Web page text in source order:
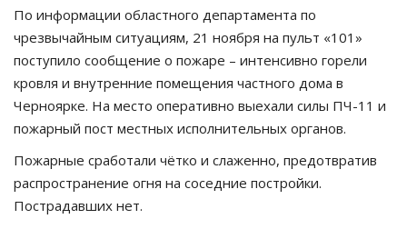
Қазақша Русский
По информации областного департамента по
чрезвычайным ситуациям, 21 ноября на пульт «101»
поступило сообщение о пожаре – интенсивно горели
кровля и внутренние помещения частного дома в
Черноярке. На место оперативно выехали силы ПЧ-11 и
пожарный пост местных исполнительных органов.
Пожарные сработали чётко и слаженно, предотвратив
распространение огня на соседние постройки.
Пострадавших нет.